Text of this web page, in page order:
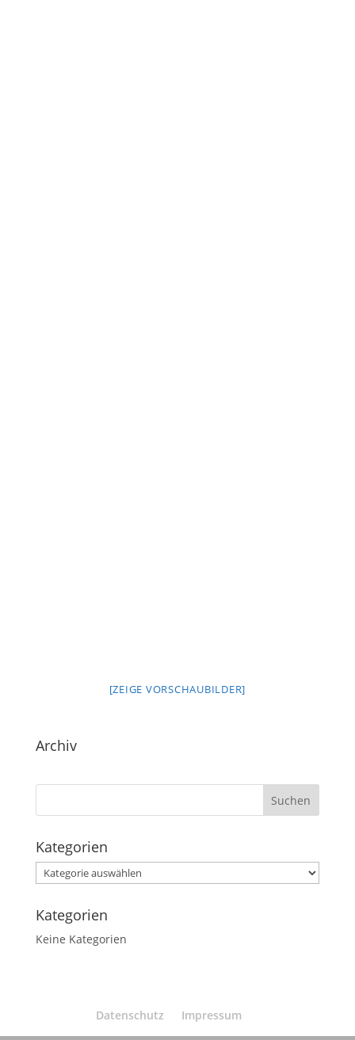
[ZEIGE VORSCHAUBILDER]
Archiv
Kategorien
Kategorien
Kategorien
Keine Kategorien
Datenschutz Impressum